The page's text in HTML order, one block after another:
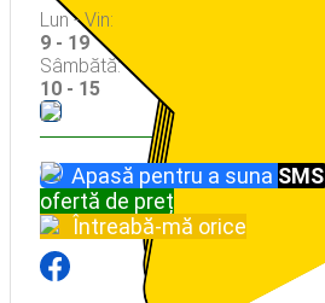
Lun - Vin:
9 - 19
Sâmbătă:
10 - 15
Apasă pentru a suna SMS
ofertă de preț
Întreabă-mă orice